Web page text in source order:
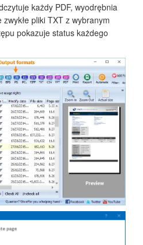
każdy PDF, wyodrębnia
pliki TXT z wybranym
pokazuje status każdego